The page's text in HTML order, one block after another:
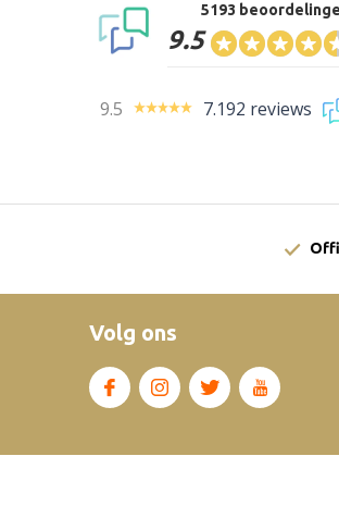
9.5
5193
9.5 7.192 reviews
Volg ons